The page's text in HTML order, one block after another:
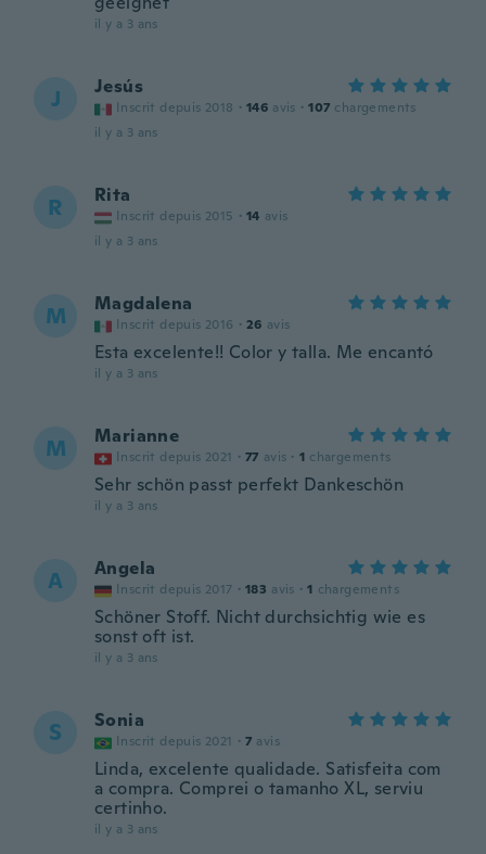
il y a 3 ans
J Jesús
Inscrit depuis 2018 · 146 avis · 107 chargements
il y a 3 ans
R Rita
Inscrit depuis 2015 · 14 avis
il y a 3 ans
M Magdalena
Inscrit depuis 2016 · 26 avis
Esta excelente!! Color y talla. Me encantó
il y a 3 ans
M Marianne
Inscrit depuis 2021 · 77 avis · 1 chargements
Sehr schön passt perfekt Dankeschön
il y a 3 ans
A Angela
Inscrit depuis 2017 · 183 avis · 1 chargements
Schöner Stoff. Nicht durchsichtig wie es
sonst oft ist.
il y a 3 ans
S Sonia
Inscrit depuis 2021 · 7 avis
Linda, excelente qualidade. Satisfeita com
a compra. Comprei o tamanho XL, serviu
certinho.
il y a 3 ans